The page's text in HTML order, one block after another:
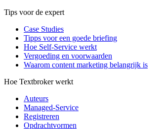
Tips voor de expert
Case Studies
Tipps voor een goede briefing
Hoe Self-Service werkt
Vergoeding en voorwaarden
Waarom content marketing belangrijk is
Hoe Textbroker werkt
Auteurs
Managed-Service
Registreren
Opdrachtvormen